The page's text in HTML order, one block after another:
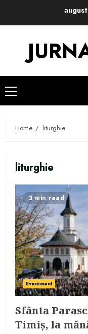
Primary
Menu
Home liturghie
liturghie
3 min read
Eveniment
Sfânta
Timiș, la